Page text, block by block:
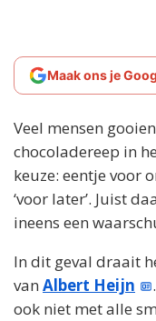
Maak ons je
Veel mensen
chocoladereep in
keuze: eentje voor
‘voor later’. Juist
ineens een
In dit geval draait
van Albert Heijn
ook niet met alle